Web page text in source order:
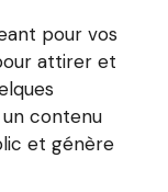
pour vos
attirer et
contenu
et génère